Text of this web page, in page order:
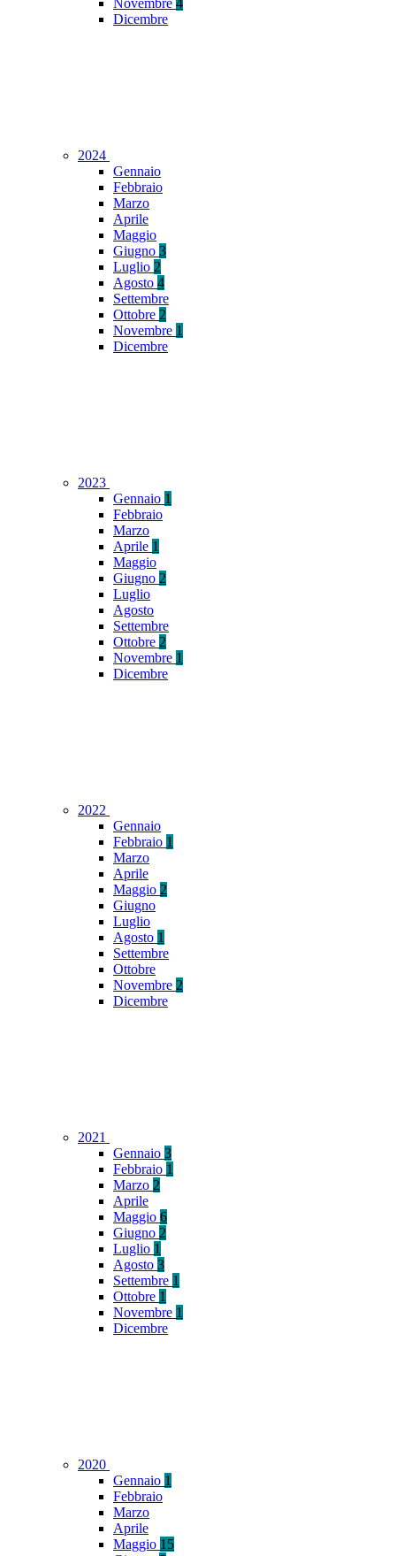
Novembre 4
Dicembre
2024
Gennaio
Febbraio
Marzo
Aprile
Maggio
Giugno 3
Luglio 2
Agosto 4
Settembre
Ottobre 2
Novembre 1
Dicembre
2023
Gennaio 1
Febbraio
Marzo
Aprile 1
Maggio
Giugno 2
Luglio
Agosto
Settembre
Ottobre 2
Novembre 1
Dicembre
2022
Gennaio
Febbraio 1
Marzo
Aprile
Maggio 2
Giugno
Luglio
Agosto 1
Settembre
Ottobre
Novembre 2
Dicembre
2021
Gennaio 3
Febbraio 1
Marzo 2
Aprile
Maggio 6
Giugno 2
Luglio 1
Agosto 3
Settembre 1
Ottobre 1
Novembre 1
Dicembre
2020
Gennaio 1
Febbraio
Marzo
Aprile
Maggio 15